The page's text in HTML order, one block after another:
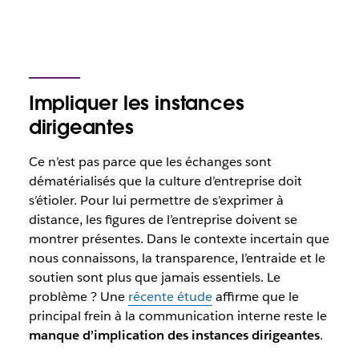
Impliquer les instances
dirigeantes
Ce n’est pas parce que les échanges sont
dématérialisés que la culture d’entreprise doit
s’étioler. Pour lui permettre de s’exprimer à
distance, les figures de l’entreprise doivent se
montrer présentes. Dans le contexte incertain que
nous connaissons, la transparence, l’entraide et le
soutien sont plus que jamais essentiels. Le
problème ? Une récente étudeaffirme que le
principal frein à la communication interne reste le
manque d’implication des instances dirigeantes.